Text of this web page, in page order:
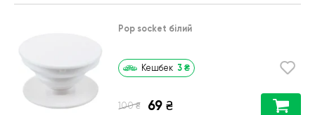
Pop socket білий
Кешбек 3 ₴
100 ₴ 69 ₴